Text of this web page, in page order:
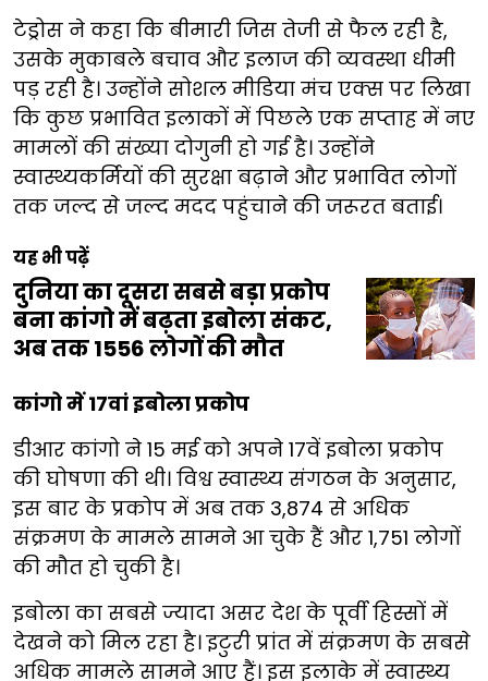
टेड्रोस ने कहा कि बीमारी जिस तेजी से फैल रही है,
उसके मुकाबले बचाव और इलाज की व्यवस्था धीमी
पड़ रही है। उन्होंने सोशल मीडिया मंच एक्स पर लिखा
कि कुछ प्रभावित इलाकों में पिछले एक सप्ताह में नए
मामलों की संख्या दोगुनी हो गई है। उन्होंने
स्वास्थ्यकर्मियों की सुरक्षा बढ़ाने और प्रभावित लोगों
तक जल्द से जल्द मदद पहुंचाने की जरूरत बताई।
यह भी पढ़ें
दुनिया का दूसरा सबसे बड़ा प्रकोप
बना कांगो में बढ़ता इबोला संकट,
अब तक 1556 लोगों की मौत
कांगो में 17वां इबोला प्रकोप
डीआर कांगो ने 15 मई को अपने 17वें इबोला प्रकोप
की घोषणा की थी। विश्व स्वास्थ्य संगठन के अनुसार,
इस बार के प्रकोप में अब तक 3,874 से अधिक
संक्रमण के मामले सामने आ चुके हैं और 1,751 लोगों
की मौत हो चुकी है।
इबोला का सबसे ज्यादा असर देश के पूर्वी हिस्सों में
देखने को मिल रहा है। इटुरी प्रांत में संक्रमण के सबसे
अधिक मामले सामने आए हैं। इस इलाके में स्वास्थ्य